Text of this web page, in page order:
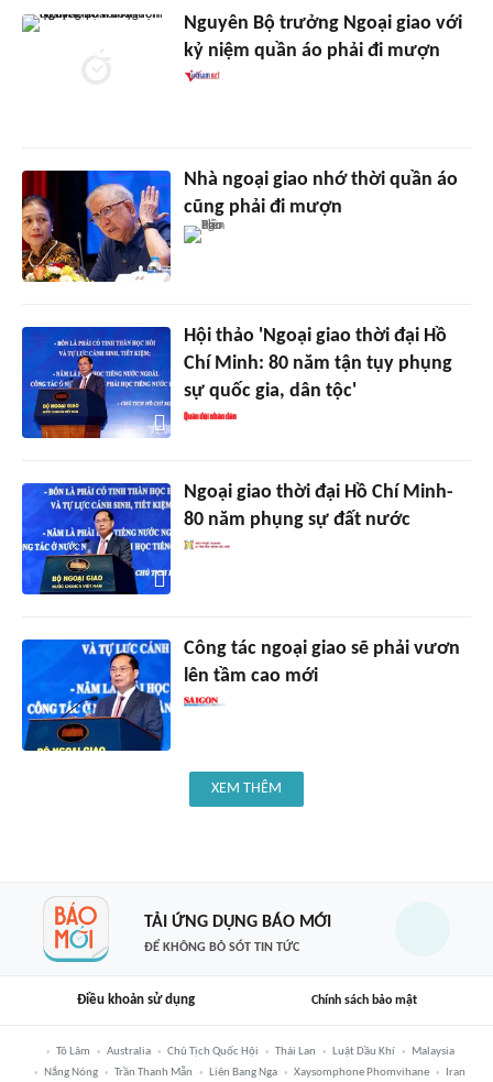
Nguyên Bộ trưởng Ngoại giao với
kỷ niệm quần áo phải đi mượn
Nhà ngoại giao nhớ thời quần áo
cũng phải đi mượn
Hội thảo 'Ngoại giao thời đại Hồ
Chí Minh: 80 năm tận tụy phụng
sự quốc gia, dân tộc'
Ngoại giao thời đại Hồ Chí Minh-
80 năm phụng sự đất nước
Công tác ngoại giao sẽ phải vươn
lên tầm cao mới
XEM THÊM
TẢI ỨNG DỤNG BÁO MỚI
ĐỂ KHÔNG BỎ SÓT TIN TỨC
Điều khoản sử dụng Chính sách bảo mật
Tô Lâm Australia Chủ Tịch Quốc Hội Thái Lan Luật Dầu Khí
Malaysia
Nắng Nóng
Trần Thanh Mẫn Liên Bang Nga Xaysomphone Phomvihane Iran